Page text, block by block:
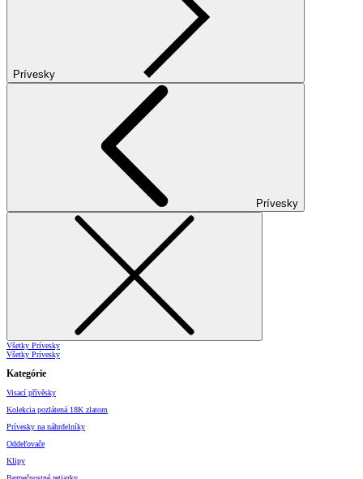
Prívesky
Prívesky
Všetky Prívesky
Všetky Prívesky
Kategórie
Visací přívěsky
Kolekcia pozlátená 18K zlatom
Prívesky na náhrdelníky
Oddeľovače
Klipy